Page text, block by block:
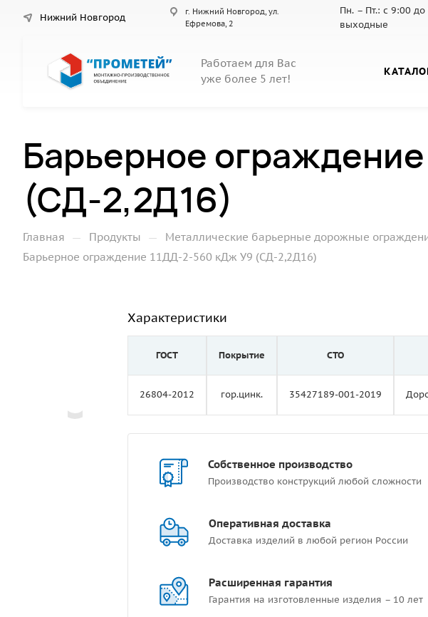
Нижний Новгород
г. Нижний Новгород, ул.
Ефремова, 2
Пн. – Пт.: с 9:00
выходные
Работаем для Вас
уже более 5 лет!
Барьерное
(СД-2,2Д16)
Главная — Продукты — Металлические барьерные дорожные
Барьерное ограждение 11ДД-2-560 кДж У9 (СД-2,2Д16)
Характеристики
ГОСТ
26804-2012
Покрытие
гор.цинк.
СТО
35427189-001-2019
Собственное производство
Производство конструкций любой сложности
Оперативная доставка
Доставка изделий в любой регион России
Расширенная гарантия
Гарантия на изготовленные изделия – 10 лет